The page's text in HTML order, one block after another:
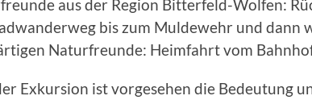
aus der Region Bitterfeld-Wolfen:
bis zum Muldewehr und dann
Naturfreunde: Heimfahrt vom
Exkursion ist vorgesehen die Bedeutung